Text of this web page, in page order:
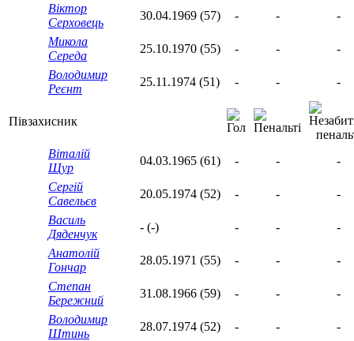
Віктор
Серховець
30.04.1969 (57) - -
-
Микола
Середа
25.10.1970 (55) - -
-
Володимир
Реєнт
25.11.1974 (51) - - -
Півзахисник
Віталій
Щур
04.03.1965 (61) - -
-
Сергій
Савельєв
20.05.1974 (52) - -
-
Василь
Дяденчук
- (-) - -
-
Анатолій
Гончар
28.05.1971 (55) - -
-
Степан
Бережний
31.08.1966 (59) - -
-
Володимир
Штинь
28.07.1974 (52) - -
-